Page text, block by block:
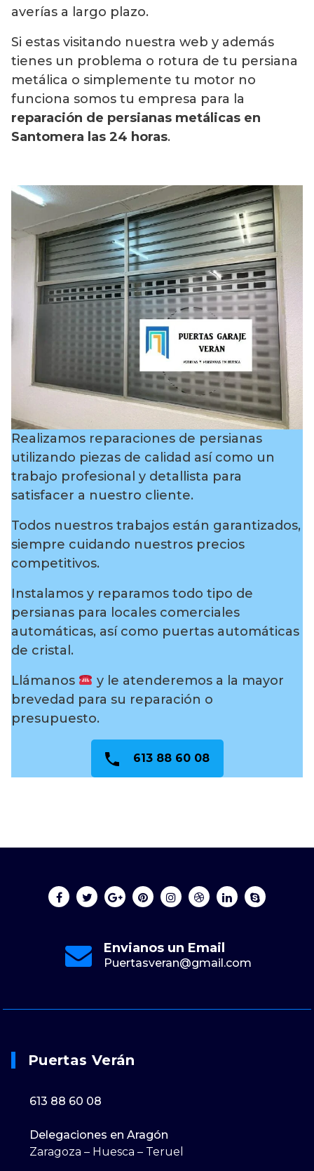
averías a largo plazo.
Si estas visitando nuestra web y además
tienes un problema o rotura de tu persiana
metálica o simplemente tu motor no
funciona somos tu empresa para la
reparación de persianas metálicas en
Santomera las 24 horas.
Realizamos reparaciones de persianas
utilizando piezas de calidad así como un
trabajo profesional y detallista para
satisfacer a nuestro cliente.
Todos nuestros trabajos están garantizados,
siempre cuidando nuestros precios
competitivos.
Instalamos y reparamos todo tipo de
persianas para locales comerciales
automáticas, así como puertas automáticas
de cristal.
Llámanos
y le atenderemos a la mayor
brevedad para su reparación o
presupuesto.
613 88 60 08
Envianos un Email
Puertasveran@gmail.com
Puertas Verán
613 88 60 08
Delegaciones en Aragón
Zaragoza – Huesca – Teruel